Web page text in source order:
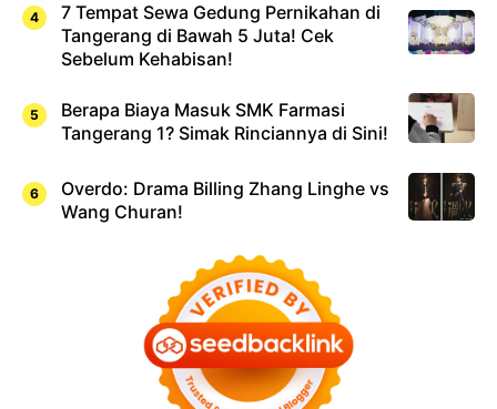
7 Tempat Sewa Gedung Pernikahan di
Tangerang di Bawah 5 Juta! Cek
Sebelum Kehabisan!
Berapa Biaya Masuk SMK Farmasi
Tangerang 1? Simak Rinciannya di Sini!
Overdo: Drama Billing Zhang Linghe vs
Wang Churan!